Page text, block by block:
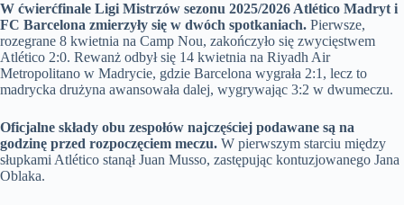
W ćwierćfinale Ligi Mistrzów sezonu 2025/2026 Atlético Madryt i
FC Barcelona zmierzyły się w dwóch spotkaniach. Pierwsze,
rozegrane 8 kwietnia na Camp Nou, zakończyło się zwycięstwem
Atlético 2:0. Rewanż odbył się 14 kwietnia na Riyadh Air
Metropolitano w Madrycie, gdzie Barcelona wygrała 2:1, lecz to
madrycka drużyna awansowała dalej, wygrywając 3:2 w dwumeczu.
Oficjalne składy obu zespołów najczęściej podawane są na
godzinę przed rozpoczęciem meczu. W pierwszym starciu między
słupkami Atlético stanął Juan Musso, zastępując kontuzjowanego Jana
Oblaka.